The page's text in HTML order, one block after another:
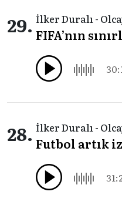
29. İlker Duralı -
FIFA’nın
28. İlker Duralı -
Futbol artık